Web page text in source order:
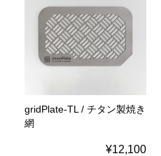
gridPlate-TL / チタン製焼き
網
¥12,100